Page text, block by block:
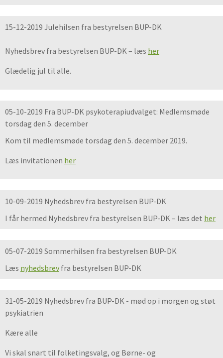
15-12-2019 Julehilsen fra bestyrelsen BUP-DK
Nyhedsbrev fra bestyrelsen BUP-DK – læs her
Glædelig jul til alle.
05-10-2019 Fra BUP-DK psykoterapiudvalget: Medlemsmøde
torsdag den 5. december
Kom til medlemsmøde torsdag den 5. december 2019.
Læs invitationen her
10-09-2019 Nyhedsbrev fra bestyrelsen BUP-DK
I får hermed Nyhedsbrev fra bestyrelsen BUP-DK – læs det her
05-07-2019 Sommerhilsen fra bestyrelsen BUP-DK
Læs nyhedsbrev fra bestyrelsen BUP-DK
31-05-2019 Nyhedsbrev fra BUP-DK - mød op i morgen og støt
psykiatrien
Kære alle
Vi skal snart til folketingsvalg, og Børne- og